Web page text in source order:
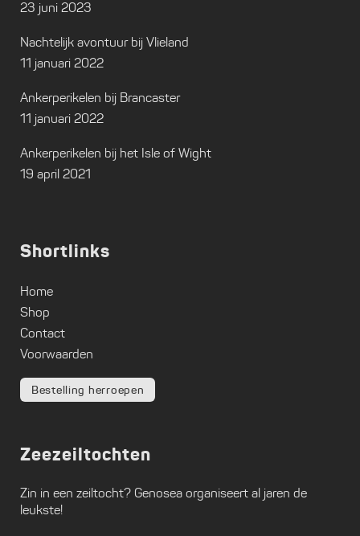
23 juni 2023
Nachtelijk avontuur bij Vlieland
11 januari 2022
Ankerperikelen bij Brancaster
11 januari 2022
Ankerperikelen bij het Isle of Wight
19 april 2021
Shortlinks
Home
Shop
Contact
Voorwaarden
Bestelling herroepen
Zeezeiltochten
Zin in een zeiltocht? Genosea organiseert al jaren de
leukste!